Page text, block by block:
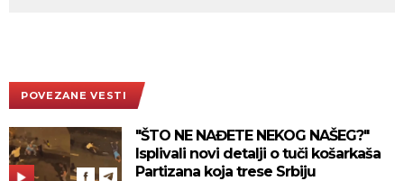
POVEZANE VESTI
"ŠTO NE NAĐETE NEKOG NAŠEG?"
Isplivali novi detalji o tuči košarkaša
Partizana koja trese Srbiju